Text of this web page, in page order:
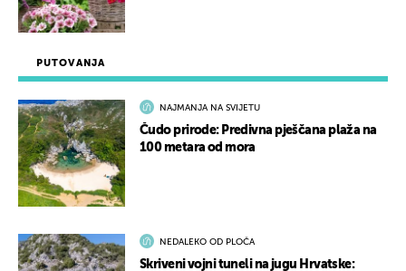
PUTOVANJA
NAJMANJA NA SVIJETU
Čudo prirode: Predivna pješčana plaža na
100 metara od mora
NEDALEKO OD PLOČA
Skriveni vojni tuneli na jugu Hrvatske: